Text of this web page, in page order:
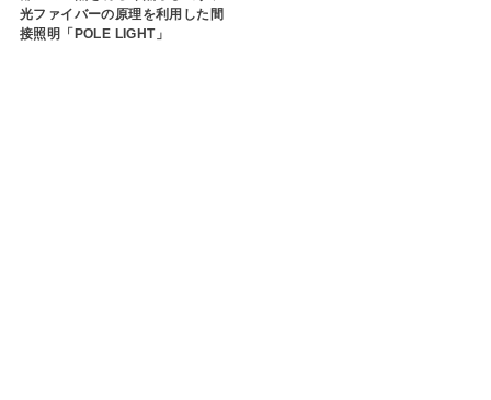
光ファイバーの原理を利用した間
接照明「POLE LIGHT」